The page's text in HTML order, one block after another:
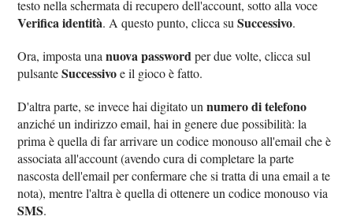
testo nella schermata di recupero dell'account, sotto alla voce
Verifica identità. A questo punto, clicca suSuccessivo.
Ora, imposta unanuova passwordper due volte, clicca sul
pulsanteSuccessivoe il gioco è fatto.
D'altra parte, se invece hai digitato unnumero di telefono
anziché un indirizzo email, hai in genere due possibilità: la
prima è quella di far arrivare un codice monouso all'email che è
associata all'account (avendo cura di completare la parte
nascosta dell'email per confermare che si tratta di una email a te
nota), mentre l'altra è quella di ottenere un codice monouso via
SMS.